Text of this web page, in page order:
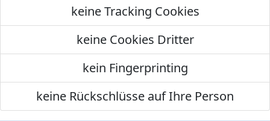
keine Tracking Cookies
keine Cookies Dritter
kein Fingerprinting
keine Rückschlüsse auf Ihre Person